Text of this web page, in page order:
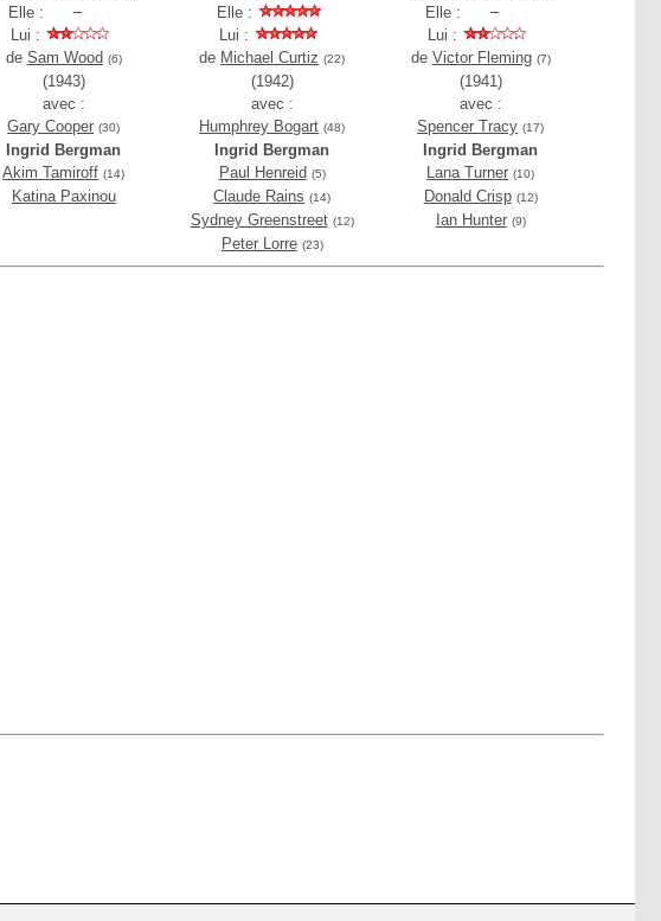
Elle :
Lui :
de Sam Wood (6)
(1943)
avec :
Gary Cooper (30)
Ingrid Bergman
Akim Tamiroff (14)
Katina Paxinou
Elle :
Lui :
de Michael Curtiz (22)
(1942)
avec :
Humphrey Bogart (48)
Ingrid Bergman
Paul Henreid (5)
Claude Rains (14)
Sydney Greenstreet (12)
Peter Lorre (23)
Elle :
Lui :
de Victor Fleming (7)
(1941)
avec :
Spencer Tracy (17)
Ingrid Bergman
Lana Turner (10)
Donald Crisp (12)
Ian Hunter (9)